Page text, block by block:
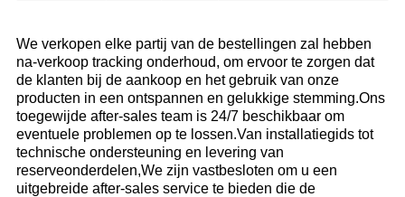
We verkopen elke partij van de bestellingen zal hebben
na-verkoop tracking onderhoud, om ervoor te zorgen dat
de klanten bij de aankoop en het gebruik van onze
producten in een ontspannen en gelukkige stemming.Ons
toegewijde after-sales team is 24/7 beschikbaar om
eventuele problemen op te lossen.Van installatiegids tot
technische ondersteuning en levering van
reserveonderdelen,We zijn vastbesloten om u een
uitgebreide after-sales service te bieden die de